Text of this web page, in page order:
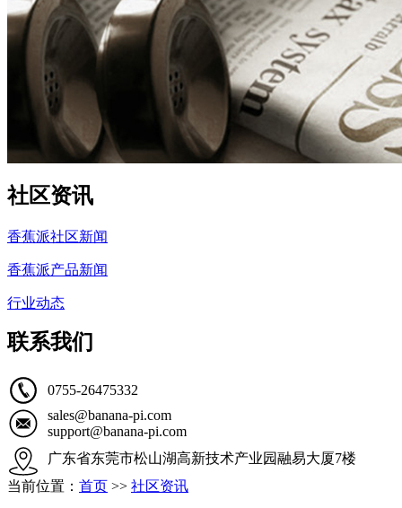
社区资讯
香蕉派社区新闻
香蕉派产品新闻
行业动态
联系我们
0755-26475332
sales@banana-pi.com
support@banana-pi.com
广东省东莞市松山湖高新技术产业园融易大厦7楼
当前位置： 首页 >> 社区资讯